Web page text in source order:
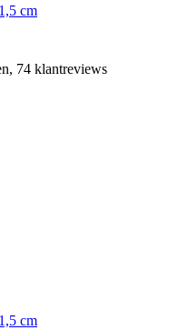
cm
74 klantreviews
cm